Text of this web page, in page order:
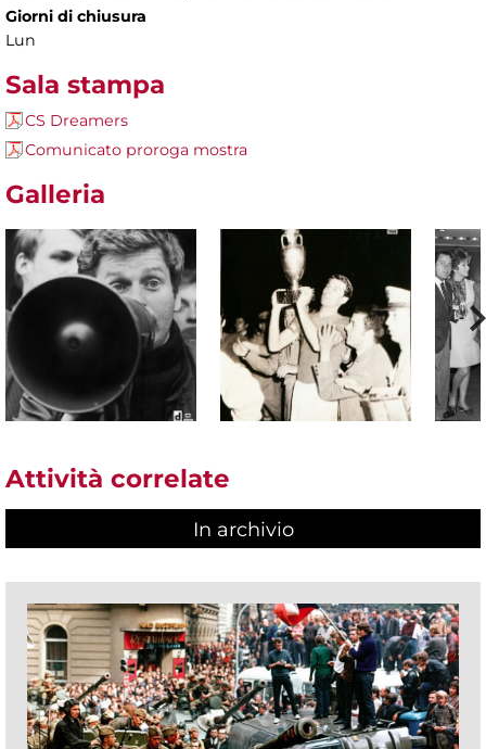
Giorni di chiusura
Lun
Sala stampa
CS Dreamers
Comunicato proroga mostra
Galleria
Attività correlate
In archivio